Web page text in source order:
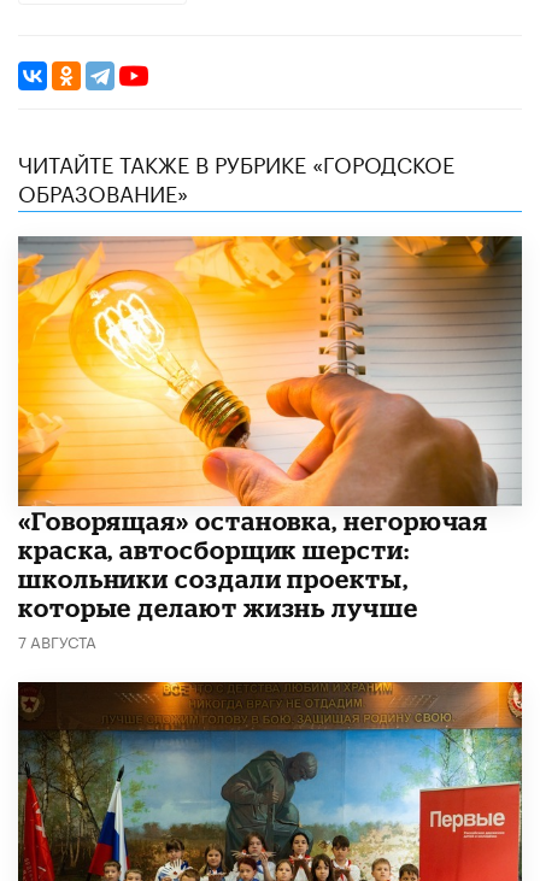
ЧИТАЙТЕ ТАКЖЕ В РУБРИКЕ «ГОРОДСКОЕ
ОБРАЗОВАНИЕ»
​«Говорящая» остановка, негорючая
краска, автосборщик шерсти:
школьники создали проекты,
которые делают жизнь лучше
7 АВГУСТА